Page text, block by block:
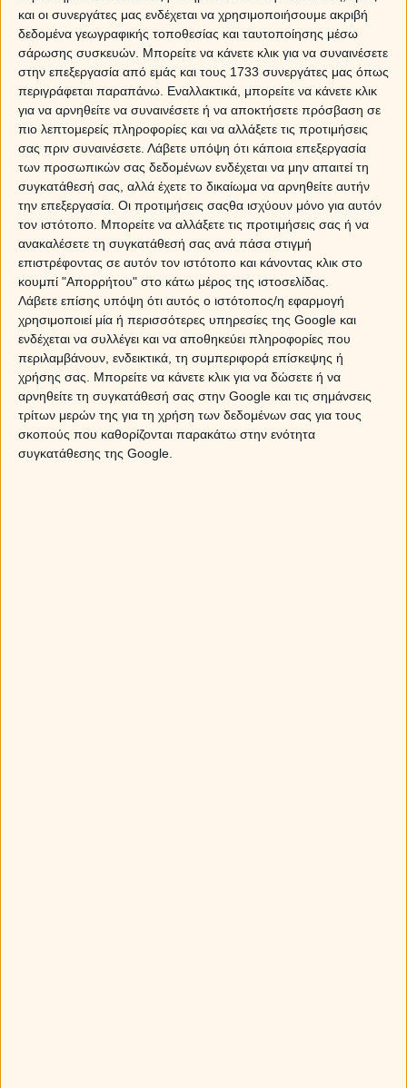
και οι συνεργάτες μας ενδέχεται να χρησιμοποιήσουμε ακριβή
δεδομένα γεωγραφικής τοποθεσίας και ταυτοποίησης μέσω
σάρωσης συσκευών. Μπορείτε να κάνετε κλικ για να συναινέσετε
στην επεξεργασία από εμάς και τους 1733 συνεργάτες μας όπως
περιγράφεται παραπάνω. Εναλλακτικά, μπορείτε να κάνετε κλικ
για να αρνηθείτε να συναινέσετε ή να αποκτήσετε πρόσβαση σε
πιο λεπτομερείς πληροφορίες και να αλλάξετε τις προτιμήσεις
σας πριν συναινέσετε. Λάβετε υπόψη ότι κάποια επεξεργασία
των προσωπικών σας δεδομένων ενδέχεται να μην απαιτεί τη
συγκατάθεσή σας, αλλά έχετε το δικαίωμα να αρνηθείτε αυτήν
την επεξεργασία. Οι προτιμήσεις σαςθα ισχύουν μόνο για αυτόν
τον ιστότοπο. Μπορείτε να αλλάξετε τις προτιμήσεις σας ή να
ανακαλέσετε τη συγκατάθεσή σας ανά πάσα στιγμή
επιστρέφοντας σε αυτόν τον ιστότοπο και κάνοντας κλικ στο
κουμπί "Απορρήτου" στο κάτω μέρος της ιστοσελίδας.
Λάβετε επίσης υπόψη ότι αυτός ο ιστότοπος/η εφαρμογή
χρησιμοποιεί μία ή περισσότερες υπηρεσίες της Google και
ενδέχεται να συλλέγει και να αποθηκεύει πληροφορίες που
περιλαμβάνουν, ενδεικτικά, τη συμπεριφορά επίσκεψης ή
χρήσης σας. Μπορείτε να κάνετε κλικ για να δώσετε ή να
αρνηθείτε τη συγκατάθεσή σας στην Google και τις σημάνσεις
τρίτων μερών της για τη χρήση των δεδομένων σας για τους
σκοπούς που καθορίζονται παρακάτω στην ενότητα
συγκατάθεσης της Google.
μια αναθέρμανση που τραβάνε για ένα σομιέ-τεστ. Ο
έρωτας επιστρέφει δριμύτερος γύρω στο Πάσχα μεριά,
οπότε έχε το νου σου στη σιλουέτα και σταμάτα να
ονειρεύεσαι την πέτσα απ' το αρνί...
Ταύρος
Τα καλά:
Έτσι κι αλλιώς οι κουλαμάρες συνεχίζονται (βλέπε part
two), αλλά θες η άνοιξη, θες το γεγονός ότι έχεις
γαϊδουροπετσιάσει, ο μήνας αυτός σε βρίσκει με πιο
αισιόδοξη διάθεση ν' αντικρίζεις τη ζωή μ' ένα άλλο -ακόμη
πιο ηλίθιο- βλέμμα. Η Αφροδίτη, που μπορεί ν' αργεί αλλά
δεν λησμονεί, προκύπτει στις 15 τρέχοντος στο ζώδιο σου
και σε καλεί σε νέα ξεκινήματα, νέους αγώνες, στ' άρματα
στ' άρματα Ομέρ Βρυώνη και άλλα τέτοια επαναστατικά.
Εάν -λέμε τώρα- στόχευες στην καρέκλα της πλαϊνής,
τώρα είναι η κατάλληλη ώρα για την τελική τρικλοποδιά! Τ'
άστρα -που δεν λένε γιατί- ευνοούν τις παράτολμες
ενέργειες, οπότε βουρ στην καρέκλα.
Τα κουλά:
Εδώ είναι το part two που λέγαμε και εδώ είναι κι ο
φοβερός Άρης που κάνει γιούρια στο ζώδιο σου στις 20/4,